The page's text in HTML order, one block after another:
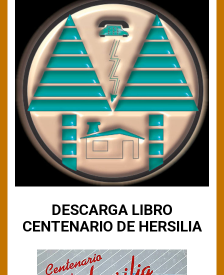
DESCARGA LIBRO
CENTENARIO DE HERSILIA